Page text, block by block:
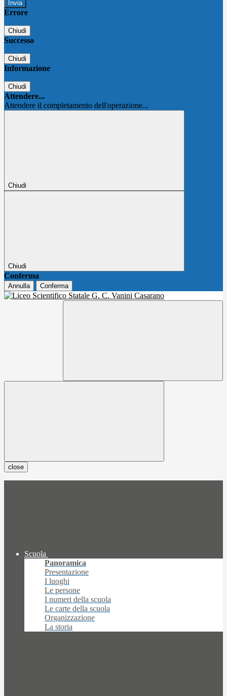
Errore
Chiudi
Successo
Chiudi
Informazione
Chiudi
Attendere...
Attendere il completamento dell'operazione...
Chiudi
Chiudi
Conferma
Annulla Conferma
close
Scuola
Panoramica
Presentazione
I luoghi
Le persone
I numeri della scuola
Le carte della scuola
Organizzazione
La storia